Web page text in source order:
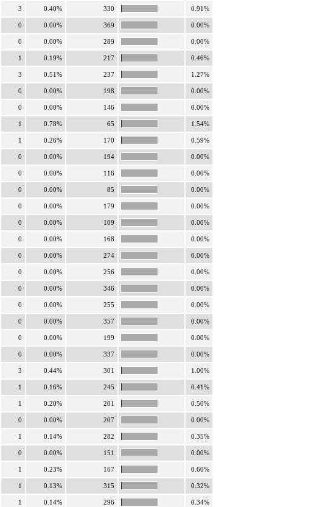
3 0.40% 330 0.91%
0 0.00% 369 0.00%
0 0.00% 289 0.00%
1 0.19% 217 0.46%
3 0.51% 237 1.27%
0 0.00% 198 0.00%
0 0.00% 146 0.00%
1 0.78% 65 1.54%
1 0.26% 170 0.59%
0 0.00% 194 0.00%
0 0.00% 116 0.00%
0 0.00% 85 0.00%
0 0.00% 179 0.00%
0 0.00% 109 0.00%
0 0.00% 168 0.00%
0 0.00% 274 0.00%
0 0.00% 256 0.00%
0 0.00% 346 0.00%
0 0.00% 255 0.00%
0 0.00% 357 0.00%
0 0.00% 199 0.00%
0 0.00% 337 0.00%
3 0.44% 301 1.00%
1 0.16% 245 0.41%
1 0.20% 201 0.50%
0 0.00% 207 0.00%
1 0.14% 282 0.35%
0 0.00% 151 0.00%
1 0.23% 167 0.60%
1 0.13% 315 0.32%
1 0.14% 296 0.34%